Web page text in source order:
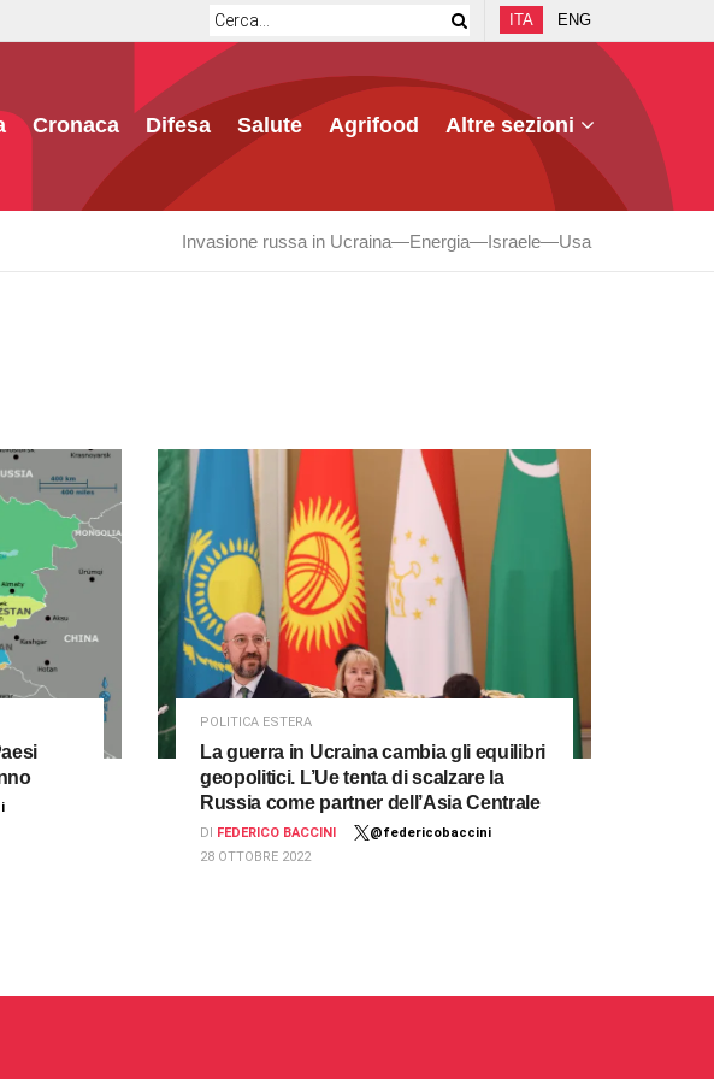
ITA ENG
Cronaca Difesa Salute Agrifood Altre sezioni
Invasione russa in Ucraina Energia Israele Usa
POLITICA ESTERA
La guerra in Ucraina cambia gli equilibri
geopolitici. L’Ue tenta di scalzare la
Russia come partner dell’Asia Centrale
DI FEDERICO BACCINI
@federicobaccini
28 OTTOBRE 2022